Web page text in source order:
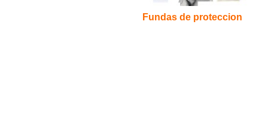
Fundas de proteccion